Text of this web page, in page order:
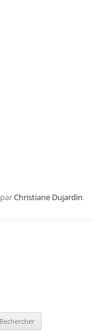
parChristiane Dujardin.